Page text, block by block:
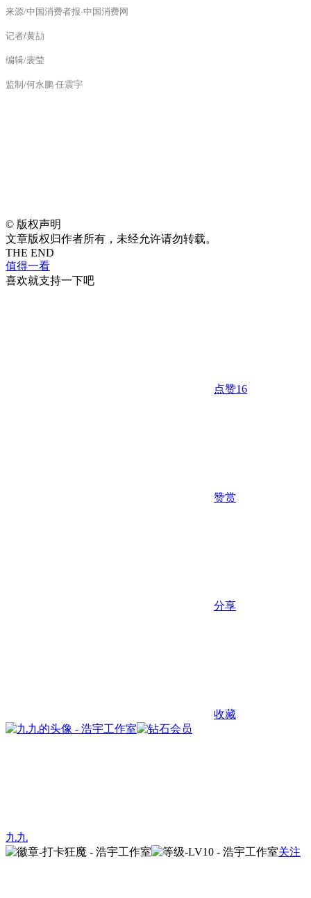
来源/中国消费者报·中国消费网
记者/黄劼
编辑/裴莹
监制/何永鹏 任震宇
© 版权声明
文章版权归作者所有，未经允许请勿转载。
THE END
值得一看
喜欢就支持一下吧
点赞16
赞赏
分享
收藏
九九
关注